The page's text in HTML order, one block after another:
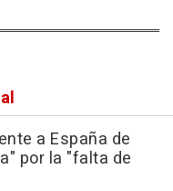
a España de
por la "falta de